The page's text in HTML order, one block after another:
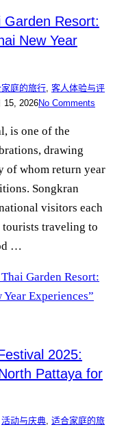
Garden Resort:
New Year
庭的旅行 客人体验与评
15, 2026No Comments
is one of the
drawing
of whom return year
Songkran
visitors each
traveling to
…
Garden Resort:
Experiences”
2025:
Pattaya for
活动与庆典, 适合家庭的旅